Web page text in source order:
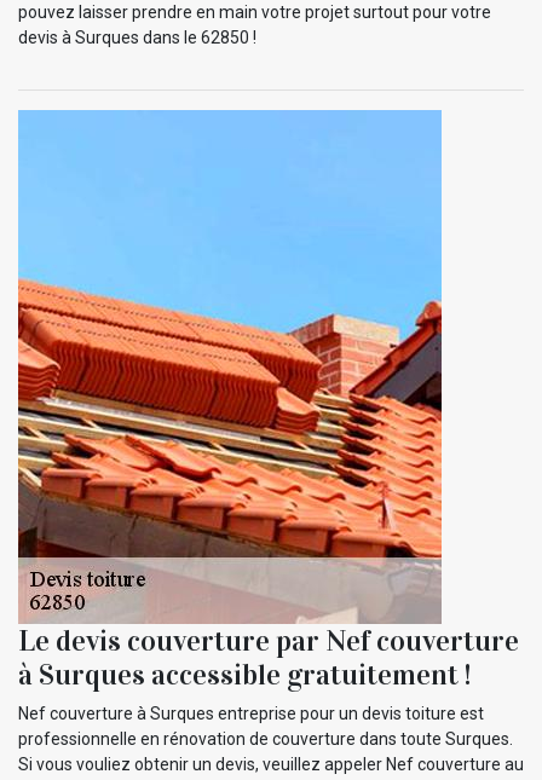
pouvez laisser prendre en main votre projet surtout pour votre
devis à Surques dans le 62850 !
Le devis couverture par Nef couverture
à Surques accessible gratuitement !
Nef couverture à Surques entreprise pour un devis toiture est
professionnelle en rénovation de couverture dans toute Surques.
Si vous vouliez obtenir un devis, veuillez appeler Nef couverture au